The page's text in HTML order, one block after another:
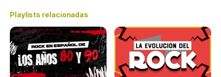
Playlists relacionadas